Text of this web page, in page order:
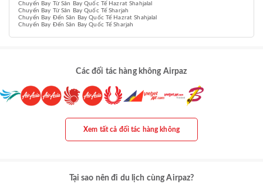
Chuyến Bay Từ Sân Bay Quốc Tế Hazrat Shahjalal
Chuyến Bay Từ Sân Bay Quốc Tế Sharjah
Chuyến Bay Đến Sân Bay Quốc Tế Hazrat Shahjalal
Chuyến Bay Đến Sân Bay Quốc Tế Sharjah
Các đối tác hàng không Airpaz
Xem tất cả đối tác hàng không
Tại sao nên đi du lịch cùng Airpaz?